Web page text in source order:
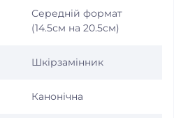
Середній формат
(14.5см на 20.5см)
Шкірзамінник
Канонічна